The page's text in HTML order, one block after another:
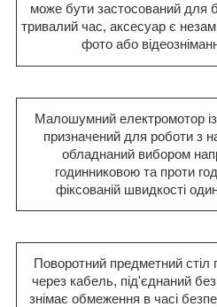
може бути застосований для
тривалий час, аксесуар є
фото або
Малошумний електромотор
призначений для роботи з
обладнаний вибором
годинниковою та проти
фіксованій швидкості
Поворотний предметний
через кабель, під'єднаний
знімає обмеження в часі